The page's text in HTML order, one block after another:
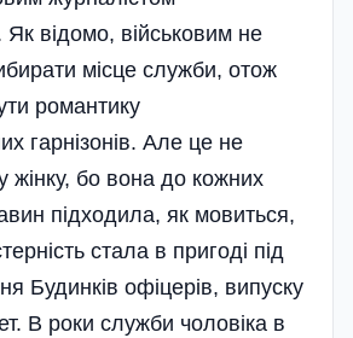
відомо, війсь­ковим не
місце служби, отож
романтику
гарнізонів. Але це не
жінку, бо вона до кожних
підходила, як мовиться,
стала в пригоді під
Будинків офі­церів, випуску
В роки служби чоловіка в